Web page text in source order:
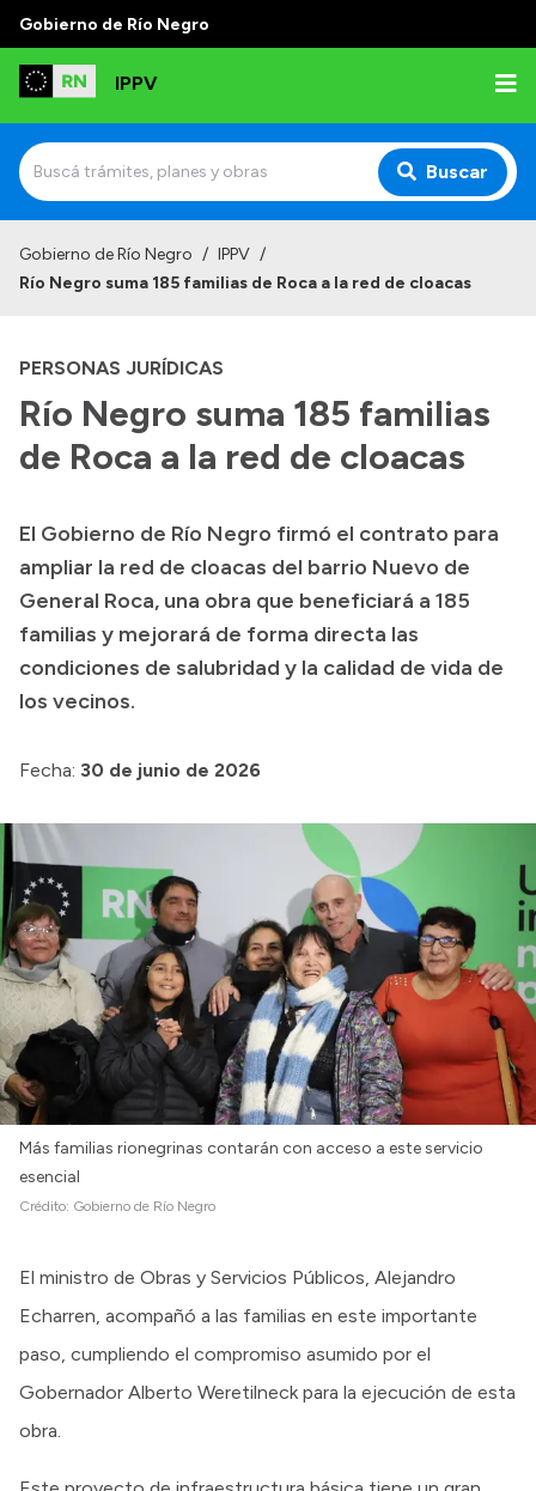
Gobierno de Río Negro
IPPV
Buscar
¿Qué es el IPPV?
Autoridades
Normativas
Transparencia
Presupuesto
Boletín Oficial
Compras y licitaciones
Consulta de pago a proveedores
Login
Gobierno de Río Negro / IPPV /
Río Negro suma 185 familias de Roca a la red de cloacas
PERSONAS JURÍDICAS
Río Negro suma 185 familias
de Roca a la red de cloacas
El Gobierno de Río Negro firmó el contrato para
ampliar la red de cloacas del barrio Nuevo de
General Roca, una obra que beneficiará a 185
familias y mejorará de forma directa las
condiciones de salubridad y la calidad de vida de
los vecinos.
Fecha: 30 de junio de 2026
Más familias rionegrinas contarán con acceso a este servicio
esencial
Crédito: Gobierno de Río Negro
El ministro de Obras y Servicios Públicos, Alejandro
Echarren, acompañó a las familias en este importante
paso, cumpliendo el compromiso asumido por el
Gobernador Alberto Weretilneck para la ejecución de esta
obra.